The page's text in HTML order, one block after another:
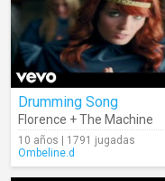
Drumming Song
Florence + The Machine
10 años | 1791 jugadas
Ombeline.d